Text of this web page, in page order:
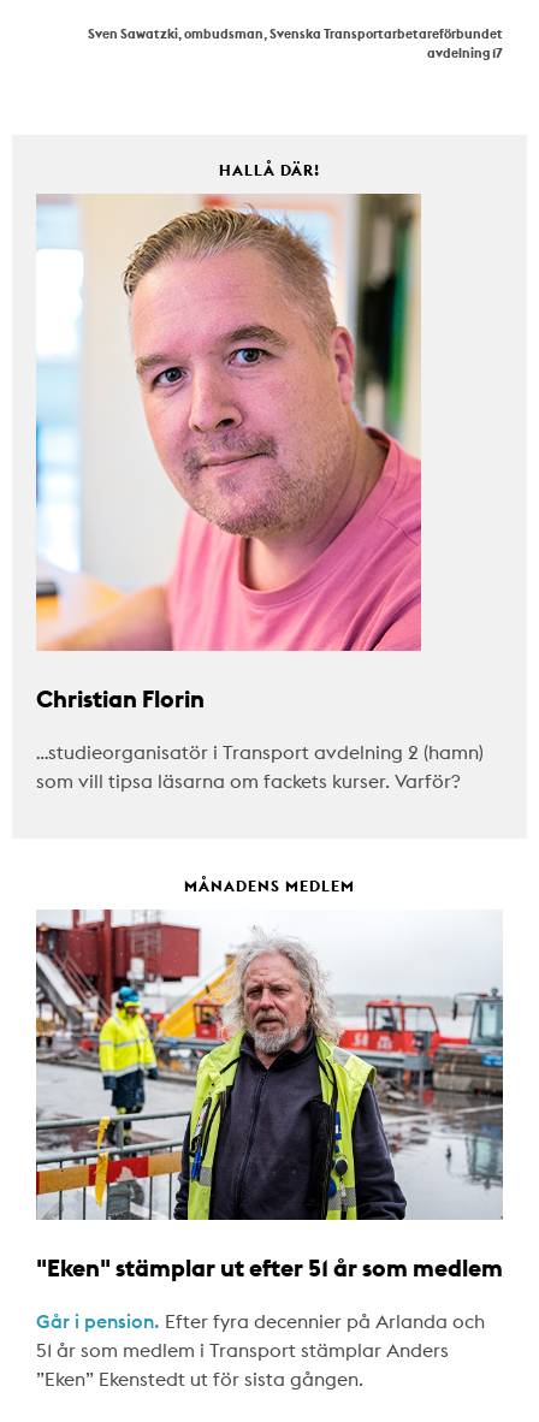
Sven Sawatzki, ombudsman, Svenska Transportarbetareförbundet
avdelning 17
HALLÅ DÄR!
Christian Florin
…studieorganisatör i Transport avdelning 2 (hamn)
som vill tipsa läsarna om fackets kurser. Varför?
MÅNADENS MEDLEM
"Eken" stämplar ut efter 51 år som medlem
Går i pension. Efter fyra decennier på Arlanda och
51 år som medlem i Transport stämplar Anders
”Eken” Ekenstedt ut för sista gången.